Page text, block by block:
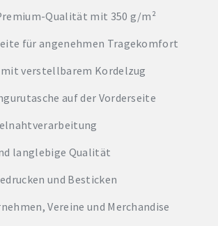
Qualität mit 350 g/m²
für angenehmen Tragekomfort
mit verstellbarem Kordelzug
auf der Vorderseite
langlebige Qualität
und Besticken
Vereine und Merchandise